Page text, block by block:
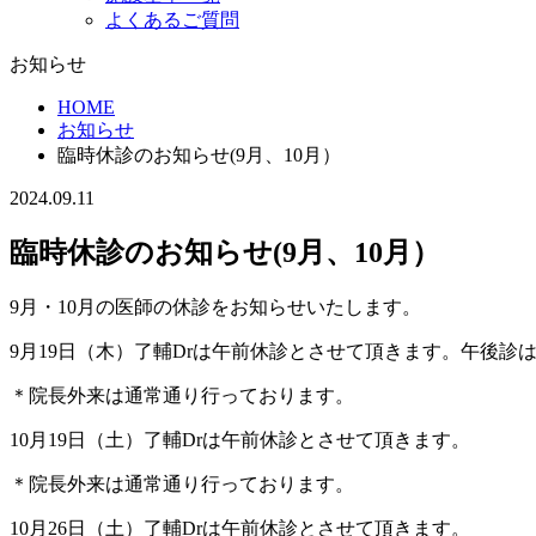
よくあるご質問
お知らせ
HOME
お知らせ
臨時休診のお知らせ(9月、10月）
2024.09.11
臨時休診のお知らせ(9月、10月）
9月・10月の医師の休診をお知らせいたします。
9月19日（木）了輔Drは午前休診とさせて頂きます。午後診は
＊院長外来は通常通り行っております。
10月19日（土）了輔Drは午前休診とさせて頂きます。
＊院長外来は通常通り行っております。
10月26日（土）了輔Drは午前休診とさせて頂きます。